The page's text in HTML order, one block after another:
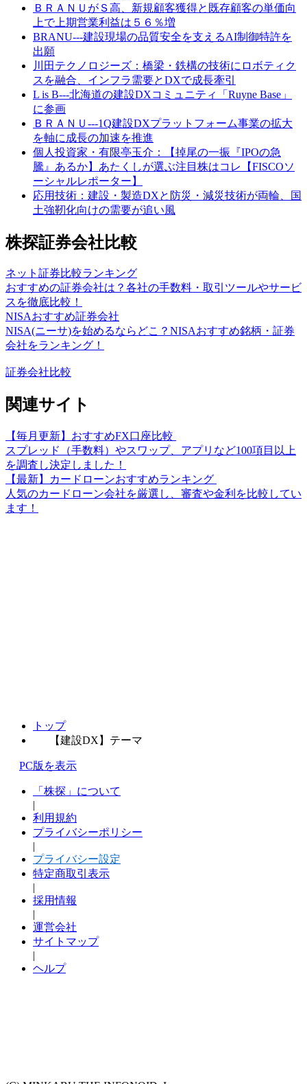
ＢＲＡＮＵがＳ高、新規顧客獲得と既存顧客の単価向
上で上期営業利益は５６％増
BRANU---建設現場の品質安全を支えるAI制御特許を
出願
川田テクノロジーズ：橋梁・鉄構の技術にロボティク
スを融合、インフラ需要とDXで成長牽引
L is B---北海道の建設DXコミュニティ「Ruyne Base」
に参画
ＢＲＡＮＵ---1Q建設DXプラットフォーム事業の拡大
を軸に成長の加速を推進
個人投資家・有限亭玉介：【掉尾の一振『IPOの急
騰』あるか】あたくしが選ぶ注目株はコレ【FISCOソ
ーシャルレポーター】
応用技術：建設・製造DXと防災・減災技術が両輪、国
土強靭化向けの需要が追い風
株探証券会社比較
ネット証券比較ランキング
おすすめの証券会社は？各社の手数料・取引ツールやサービ
スを徹底比較！
NISAおすすめ証券会社
NISA(ニーサ)を始めるならどこ？NISAおすすめ銘柄・証券
会社をランキング！
証券会社比較
関連サイト
【毎月更新】おすすめFX口座比較
スプレッド（手数料）やスワップ、アプリなど100項目以上
を調査し決定しました！
【最新】カードローンおすすめランキング
人気のカードローン会社を厳選し、審査や金利を比較してい
ます！
トップ
【建設DX】テーマ
PC版を表示
「株探」について
|
利用規約
プライバシーポリシー
|
プライバシー設定
特定商取引表示
|
採用情報
|
運営会社
サイトマップ
|
ヘルプ